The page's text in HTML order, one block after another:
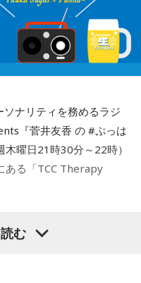
ナリティを務めるラジ
『菅井友香 の #ぷっは
曜日21時30分～22時）
ある「TCC Therapy
む